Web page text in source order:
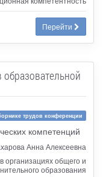
Перейти
образовательной
трудов конференции
компетенций
Анна Алексеевна
организациях общего и
образования